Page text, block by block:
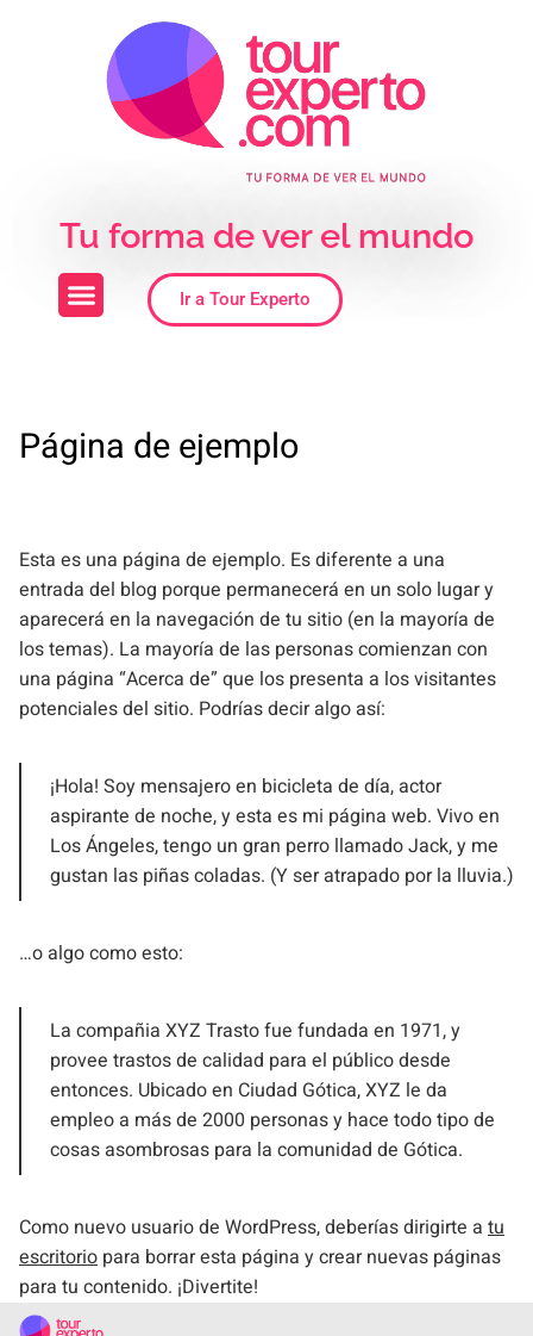
Tu forma de ver el mundo
Ir a Tour Experto
Página de ejemplo
Esta es una página de ejemplo. Es diferente a una
entrada del blog porque permanecerá en un solo lugar y
aparecerá en la navegación de tu sitio (en la mayoría de
los temas). La mayoría de las personas comienzan con
una página “Acerca de” que los presenta a los visitantes
potenciales del sitio. Podrías decir algo así:
¡Hola! Soy mensajero en bicicleta de día, actor
aspirante de noche, y esta es mi página web. Vivo en
Los Ángeles, tengo un gran perro llamado Jack, y me
gustan las piñas coladas. (Y ser atrapado por la lluvia.)
…o algo como esto:
La compañia XYZ Trasto fue fundada en 1971, y
provee trastos de calidad para el público desde
entonces. Ubicado en Ciudad Gótica, XYZ le da
empleo a más de 2000 personas y hace todo tipo de
cosas asombrosas para la comunidad de Gótica.
Como nuevo usuario de WordPress, deberías dirigirte a tu
escritorio para borrar esta página y crear nuevas páginas
para tu contenido. ¡Divertite!